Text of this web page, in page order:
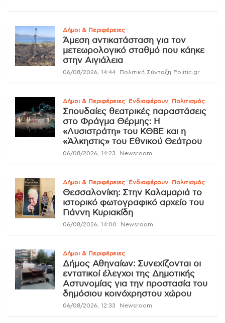
Δήμοι & Περιφέρειες
Άμεση αντικατάσταση για τον
μετεωρολογικό σταθμό που κάηκε
στην Αιγιάλεια
06/08/2026, 14:44 Πολιτική Σύνταξη Politic.gr
Δήμοι & Περιφέρειες Ενδιαφέρουν Πολιτισμός
Σπουδαίες θεατρικές παραστάσεις
στο Φράγμα Θέρμης: Η
«Λυσιστράτη» του ΚΘΒΕ και η
«Άλκηστις» του Εθνικού Θεάτρου
06/08/2026, 14:23 Newsroom
Δήμοι & Περιφέρειες Ενδιαφέρουν Πολιτισμός
Θεσσαλονίκη: Στην Καλαμαριά το
ιστορικό φωτογραφικό αρχείο του
Γιάννη Κυριακίδη
06/08/2026, 14:00 Newsroom
Δήμοι & Περιφέρειες
Δήμος Αθηναίων: Συνεχίζονται οι
εντατικοί έλεγχοι της Δημοτικής
Αστυνομίας για την προστασία του
δημόσιου κοινόχρηστου χώρου
06/08/2026, 12:33 Newsroom